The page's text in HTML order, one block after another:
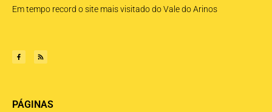
Em tempo record o site mais visitado do Vale do Arinos
PÁGINAS